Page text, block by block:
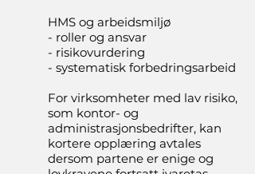
HMS og arbeidsmiljø
- roller og ansvar
- risikovurdering
- systematisk forbedringsarbeid
For virksomheter med lav risiko,
som kontor- og
administrasjonsbedrifter, kan
kortere opplæring avtales
dersom partene er enige og